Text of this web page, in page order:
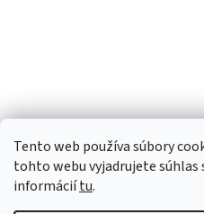
Tento web používa súbory
tohto webu vyjadrujete súhlas
informáciítu.